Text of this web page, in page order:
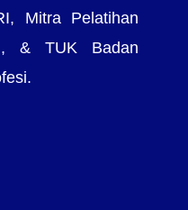
Mitra Pelatihan
& TUK Badan